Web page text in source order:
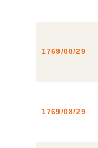
1769/08/29
1769/08/29